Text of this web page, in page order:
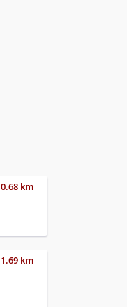
0.68 km
1.69 km